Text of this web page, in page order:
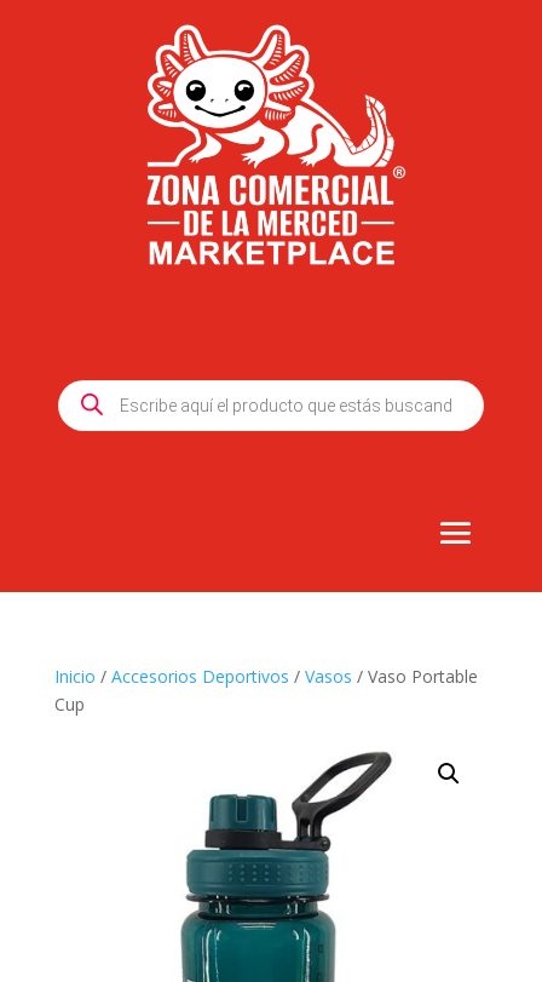
Products
search
Inicio / Accesorios Deportivos / Vasos / Vaso Portable
Cup